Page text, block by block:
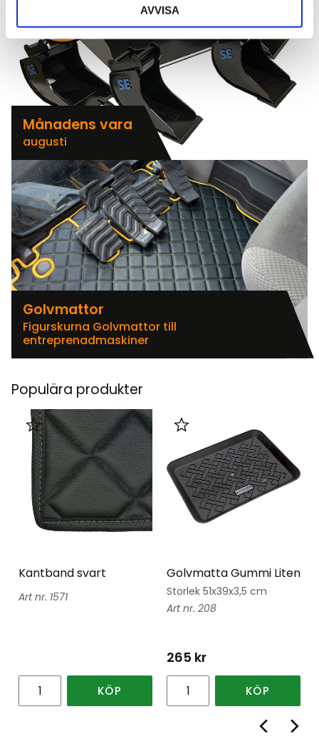
AVVISA
Månadens vara
augusti
Golvmattor
Figurskurna Golvmattor till
entreprenadmaskiner
Populära produkter
Kantband svart
1571
Lägg till i favoriter
KÖP
Golvmatta Gummi Liten
Storlek 51x39x3,5 cm
208
265 kr
Lägg till i favoriter
KÖP